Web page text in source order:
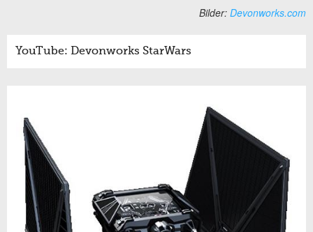
Bilder: Devonworks.com
YouTube: Devonworks StarWars